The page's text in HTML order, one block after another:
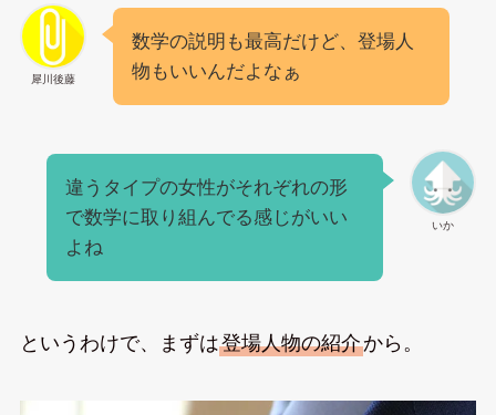
犀川後藤
数学の説明も最高だけど、登場人
物もいいんだよなぁ
いか
違うタイプの女性がそれぞれの形
で数学に取り組んでる感じがいい
よね
というわけで、まずは登場人物の紹介から。